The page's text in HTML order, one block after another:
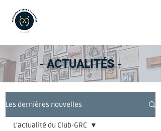
- ACTUALITÉS -
Les dernières nouvelles
L'actualité du Club-GRC